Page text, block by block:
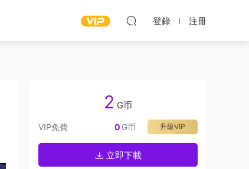
登錄 注冊
2 G币
VIP免費 升級VIP
0 G币
立即下載